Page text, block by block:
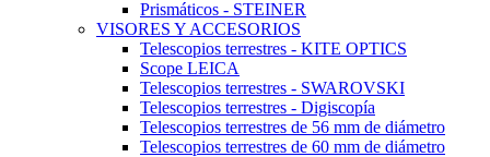
Prismáticos - STEINER
VISORES Y ACCESORIOS
Telescopios terrestres - KITE OPTICS
Scope LEICA
Telescopios terrestres - SWAROVSKI
Telescopios terrestres - Digiscopía
Telescopios terrestres de 56 mm de diámetro
Telescopios terrestres de 60 mm de diámetro